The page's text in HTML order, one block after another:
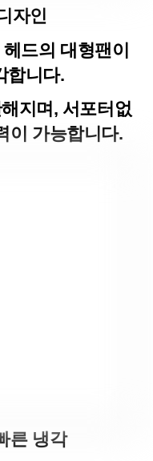
자인
드의 대형팬이
합니다.
지며, 서포터없
이 가능합니다.
른 냉각